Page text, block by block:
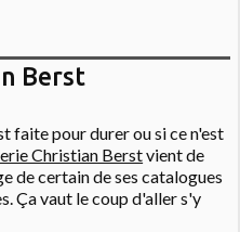
Berst
faite pour durer ou si ce n'est
Christian Berstvient de
de certain de ses catalogues
Ça vaut le coup d'aller s'y